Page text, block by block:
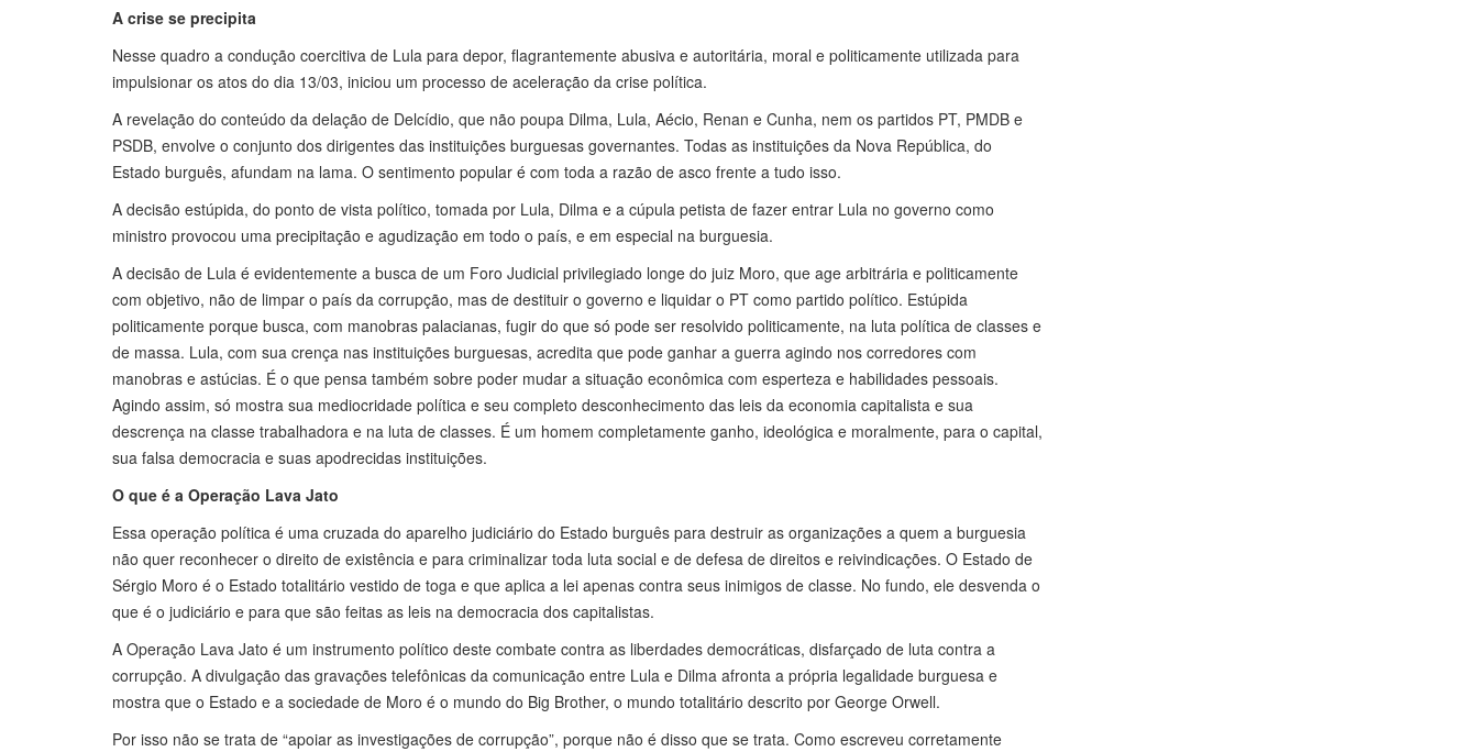
A crise se precipita
Nesse quadro a condução coercitiva de Lula para depor, flagrantemente abusiva e autoritária, moral e politicamente utilizada para
impulsionar os atos do dia 13/03, iniciou um processo de aceleração da crise política.
A revelação do conteúdo da delação de Delcídio, que não poupa Dilma, Lula, Aécio, Renan e Cunha, nem os partidos PT, PMDB e
PSDB, envolve o conjunto dos dirigentes das instituições burguesas governantes. Todas as instituições da Nova República, do
Estado burguês, afundam na lama. O sentimento popular é com toda a razão de asco frente a tudo isso.
A decisão estúpida, do ponto de vista político, tomada por Lula, Dilma e a cúpula petista de fazer entrar Lula no governo como
ministro provocou uma precipitação e agudização em todo o país, e em especial na burguesia.
A decisão de Lula é evidentemente a busca de um Foro Judicial privilegiado longe do juiz Moro, que age arbitrária e politicamente
com objetivo, não de limpar o país da corrupção, mas de destituir o governo e liquidar o PT como partido político. Estúpida
politicamente porque busca, com manobras palacianas, fugir do que só pode ser resolvido politicamente, na luta política de classes e
de massa. Lula, com sua crença nas instituições burguesas, acredita que pode ganhar a guerra agindo nos corredores com
manobras e astúcias. É o que pensa também sobre poder mudar a situação econômica com esperteza e habilidades pessoais.
Agindo assim, só mostra sua mediocridade política e seu completo desconhecimento das leis da economia capitalista e sua
descrença na classe trabalhadora e na luta de classes. É um homem completamente ganho, ideológica e moralmente, para o capital,
sua falsa democracia e suas apodrecidas instituições.
O que é a Operação Lava Jato
Essa operação política é uma cruzada do aparelho judiciário do Estado burguês para destruir as organizações a quem a burguesia
não quer reconhecer o direito de existência e para criminalizar toda luta social e de defesa de direitos e reivindicações. O Estado de
Sérgio Moro é o Estado totalitário vestido de toga e que aplica a lei apenas contra seus inimigos de classe. No fundo, ele desvenda o
que é o judiciário e para que são feitas as leis na democracia dos capitalistas.
A Operação Lava Jato é um instrumento político deste combate contra as liberdades democráticas, disfarçado de luta contra a
corrupção. A divulgação das gravações telefônicas da comunicação entre Lula e Dilma afronta a própria legalidade burguesa e
mostra que o Estado e a sociedade de Moro é o mundo do Big Brother, o mundo totalitário descrito por George Orwell.
Por isso não se trata de “apoiar as investigações de corrupção”, porque não é disso que se trata. Como escreveu corretamente